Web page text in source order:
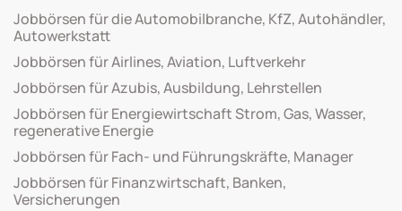
Jobbörsen für die Automobilbranche, KfZ, Autohändler,
Autowerkstatt
Jobbörsen für Airlines, Aviation, Luftverkehr
Jobbörsen für Azubis, Ausbildung, Lehrstellen
Jobbörsen für Energiewirtschaft Strom, Gas, Wasser,
regenerative Energie
Jobbörsen für Fach- und Führungskräfte, Manager
Jobbörsen für Finanzwirtschaft, Banken,
Versicherungen